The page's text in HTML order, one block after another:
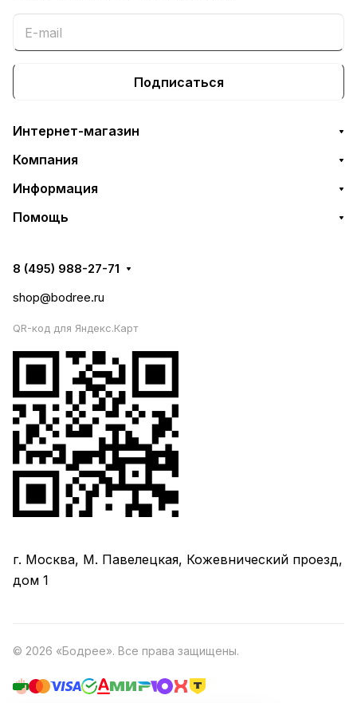
Подписаться
Интернет-магазин
Компания
Информация
Помощь
8 (495) 988-27-71
shop@bodree.ru
QR-код для Яндекс.Карт
г. Москва, М. Павелецкая, Кожевнический проезд,
дом 1
© 2026 «Бодрее». Все права защищены.